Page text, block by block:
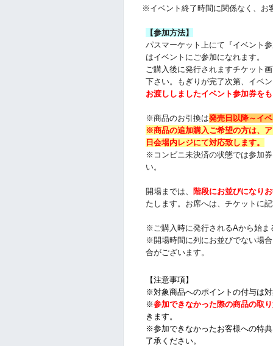
※イベント終了時間に関係なく、お
【参加方法】
パスマーケット上にて『イベント
はイベントにご参加になれます。
ご購入後に発行されますチケット
下さい。
もぎりが完了次第、イベ
お渡ししましたイベント参加券を
※商品のお引換は発売日以降～ イ
※商品の追加購入ご希望の方は、
日会場内レジにて対応致します。
※コンビニ未決済の状態では参加
い。
開場までは、 階段にお並びになり
たします。お席へは、チケットに
※ご購入時に発行されるAから始ま
※開場時間に列にお並びでない場
合がございます。
【注意事項】
※対象商品へのポイントの付与は
※参加できなかった際の商品の取
きます。
※参加できなかったお客様への特
了承ください。